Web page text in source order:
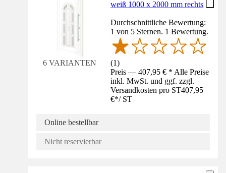
6 VARIANTEN
weiß 1000 x 2000 mm rechts
Durchschnittliche Bewertung:
1 von 5 Sternen. 1 Bewertung.
(1)
Preis — 407,95 € * Alle Preise
inkl. MwSt. und ggf. zzgl.
Versandkosten pro ST407,95
€*/ ST
Online bestellbar
Nicht reservierbar